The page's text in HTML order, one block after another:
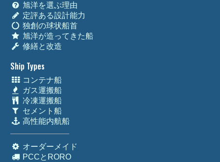
旭洋を選ぶ理由
定評ある設計能力
独創の球状船首
旭洋が造ってきた船
修繕と改造
Ship Types
コンテナ船
ガス運搬船
冷凍運搬船
セメント船
高性能内航船
オーダーメイド
PCCとRORO